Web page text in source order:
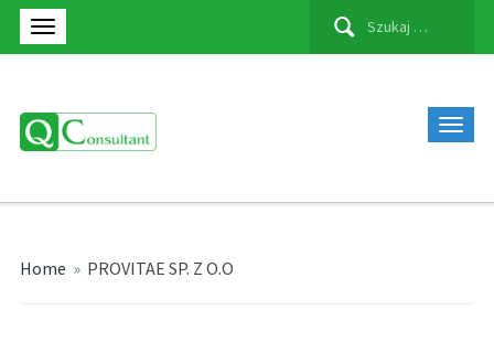
Szukaj:
Home » PROVITAE SP. Z O.O